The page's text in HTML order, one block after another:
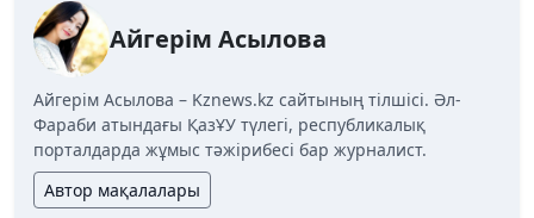
Айгерім Асылова
Айгерім Асылова – Kznews.kz сайтының тілшісі. Әл-
Фараби атындағы ҚазҰУ түлегі, республикалық
порталдарда жұмыс тәжірибесі бар журналист.
Автор мақалалары